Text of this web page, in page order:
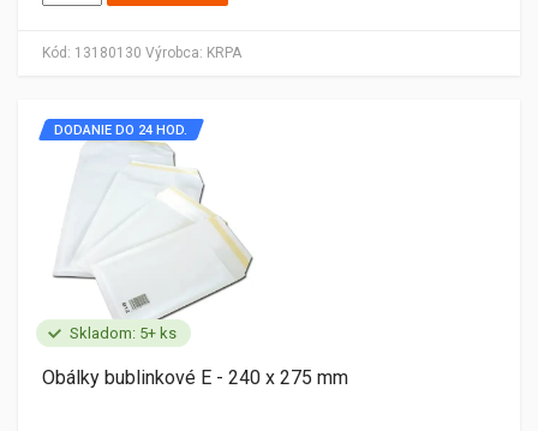
Kód: 13180130 Výrobca: KRPA
Skladom: 5+ ks
DODANIE DO 24 HOD.
Obálky bublinkové E - 240 x 275 mm